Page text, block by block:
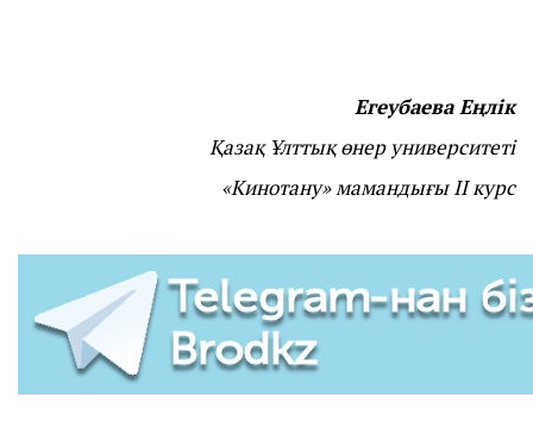
Егеубаева Еңлік
Қазақ Ұлттық өнер университеті
«Кинотану» мамандығы ІІ курс